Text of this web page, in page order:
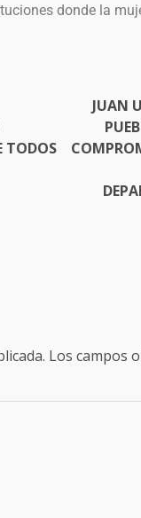
donde la
TODOS
JUAN
Los campos